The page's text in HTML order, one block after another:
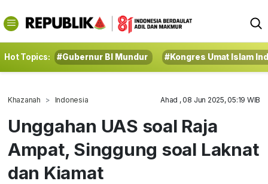
Hot Topics: #Gubernur BI Mundur #Kongres Umat Islam
Khazanah Indonesia Ahad , 08 Jun 2025, 05:19 WIB
Unggahan UAS soal Raja
Ampat, Singgung soal Laknat
dan Kiamat